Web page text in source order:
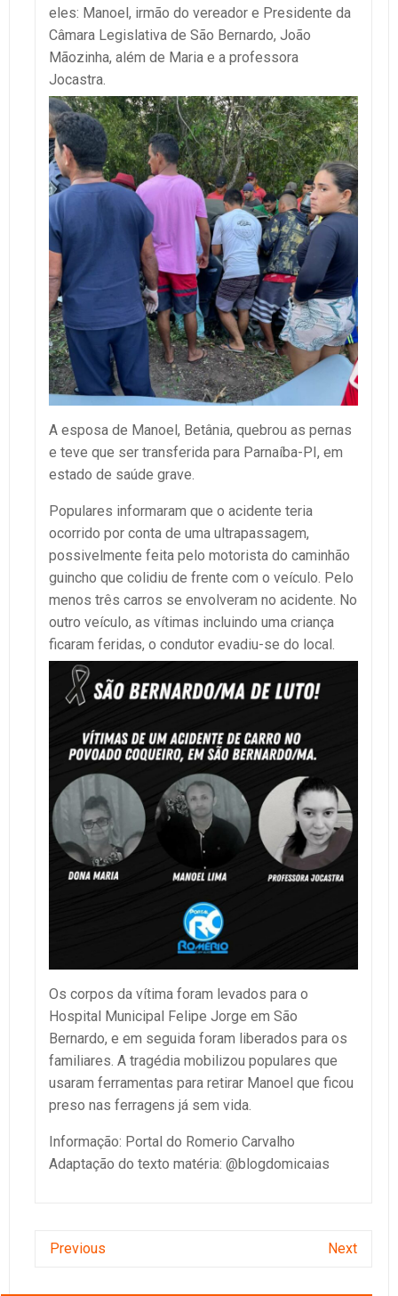
eles: Manoel, irmão do vereador e Presidente da
Câmara Legislativa de São Bernardo, João
Mãozinha, além de Maria e a professora
Jocastra.
A esposa de Manoel, Betânia, quebrou as pernas
e teve que ser transferida para Parnaíba-PI, em
estado de saúde grave.
Populares informaram que o acidente teria
ocorrido por conta de uma ultrapassagem,
possivelmente feita pelo motorista do caminhão
guincho que colidiu de frente com o veículo. Pelo
menos três carros se envolveram no acidente. No
outro veículo, as vítimas incluindo uma criança
ficaram feridas, o condutor evadiu-se do local.
Os corpos da vítima foram levados para o
Hospital Municipal Felipe Jorge em São
Bernardo, e em seguida foram liberados para os
familiares. A tragédia mobilizou populares que
usaram ferramentas para retirar Manoel que ficou
preso nas ferragens já sem vida.
Informação: Portal do Romerio Carvalho
Adaptação do texto matéria: @blogdomicaias
Previous Next